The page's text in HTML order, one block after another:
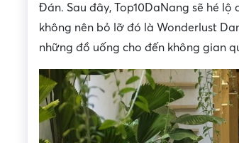
Đán. Sau đây, Top10DaNang sẽ hé
không nên bỏ lỡ đó là Wonderlust
những đồ uống cho đến không gian